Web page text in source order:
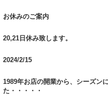
お休みのご案内
20,21日休み致します。
2024/2/15
1989年お店の開業から、シーズン
た・・・・・